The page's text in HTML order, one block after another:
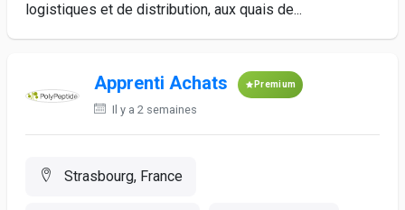
logistiques et de distribution, aux quais de...
Apprenti Achats Premium
Il y a 2 semaines
Strasbourg, France